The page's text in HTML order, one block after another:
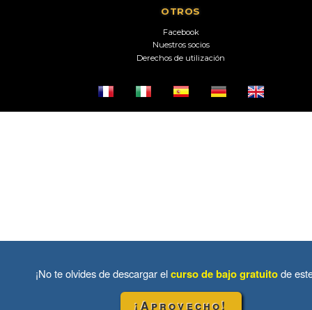
OTROS
Facebook
Nuestros socios
Derechos de utilización
¡No te olvides de descargar elcurso de bajo gratuitode
¡Aprovecho!